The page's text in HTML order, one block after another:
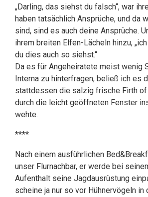
„Darling, das siehst du falsch“, war
haben tatsächlich Ansprüche, und da
sind, sind es auch deine Ansprüche.
ihrem breiten Elfen-Lächeln hinzu,
du dies auch so siehst.“
Da es für Angeheiratete meist wenig
Interna zu hinterfragen, beließ ich es
stattdessen die salzig frische Firth of
durch die leicht geöffneten Fenster
wehte.
****
Nach einem ausführlichen
unser Flurnachbar, er werde bei
Aufenthalt seine Jagdausrüstung
scheine ja nur so vor Hühnervögeln in